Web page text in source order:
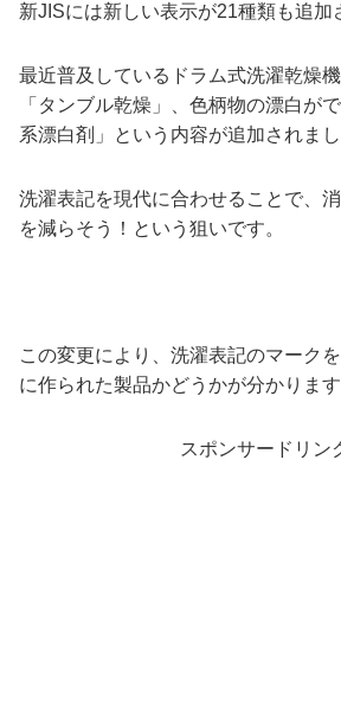
新JISには新しい表示が21種類も追加
最近普及しているドラム式洗濯乾燥
「タンブル乾燥」、色柄物の漂白が
系漂白剤」という内容が追加されまし
洗濯表記を現代に合わせることで、
を減らそう！という狙いです。
この変更により、洗濯表記のマーク
に作られた製品かどうかが分かります
スポンサードリン